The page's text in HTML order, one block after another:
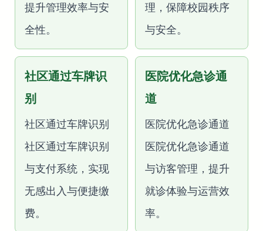
提升管理效率与安
全性。
理，保障校园秩序
与安全。
社区通过车牌识
别
社区通过车牌识别
社区通过车牌识别
与支付系统，实现
无感出入与便捷缴
费。
医院优化急诊通
道
医院优化急诊通道
医院优化急诊通道
与访客管理，提升
就诊体验与运营效
率。